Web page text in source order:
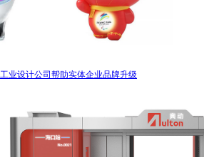
工业设计公司帮助实体企业品牌升级